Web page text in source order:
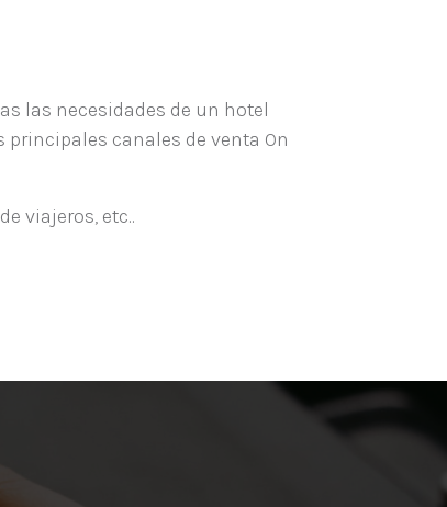
las necesidades de un hotel
canales de venta On
viajeros, etc..